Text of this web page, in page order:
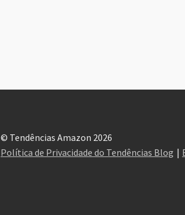
© Tendências Amazon 2026
Política de Privacidade do Tendências Blog